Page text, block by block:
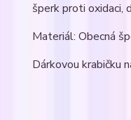
šperk proti oxidaci,
Materiál: Obecná
Dárkovou krabičku